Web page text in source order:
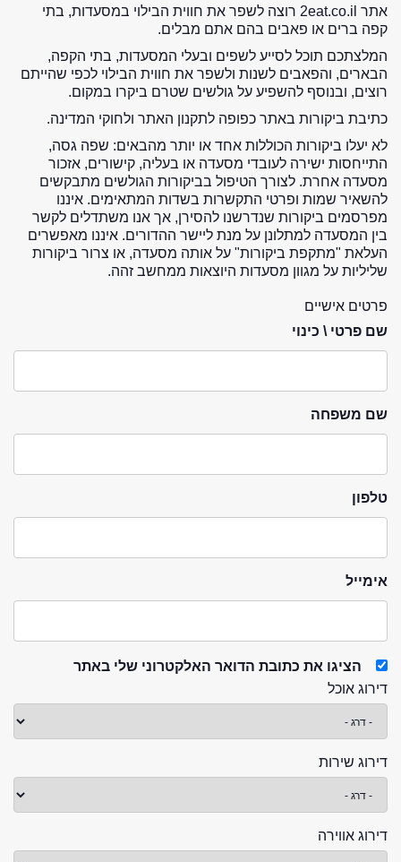
אתר 2eat.co.il רוצה לשפר את חווית הבילוי במסעדות, בתי
קפה ברים או פאבים בהם אתם מבלים.
המלצתכם תוכל לסייע לשפים ובעלי המסעדות, בתי הקפה,
הבארים, והפאבים לשנות ולשפר את חווית הבילוי לכפי שהייתם
רוצים, ובנוסף להשפיע על גולשים שטרם ביקרו במקום.
כתיבת ביקורות באתר כפופה לתקנון האתר ולחוקי המדינה.
לא יעלו ביקורות הכוללות אחד או יותר מהבאים: שפה גסה,
התייחסות ישירה לעובדי מסעדה או בעליה, קישורים, אזכור
מסעדה אחרת. לצורך הטיפול בביקורות הגולשים מתבקשים
להשאיר שמות ופרטי התקשרות בשדות המתאימים. איננו
מפרסמים ביקורות שנדרשנו להסירן, אך אנו משתדלים לקשר
בין המסעדה למתלונן על מנת ליישר ההדורים. איננו מאפשרים
העלאת "מתקפת ביקורות" על אותה מסעדה, או צרור ביקורות
שליליות על מגוון מסעדות היוצאות ממחשב זהה.
פרטים אישיים
שם פרטי \ כינוי
שם משפחה
טלפון
אימייל
הציגו את כתובת הדואר האלקטרוני שלי באתר
דירוג אוכל
דירוג שירות
דירוג אווירה